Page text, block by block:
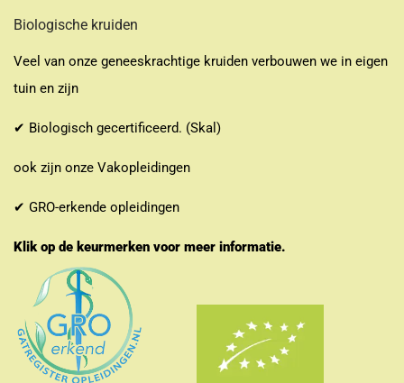
Biologische kruiden
Veel van onze geneeskrachtige kruiden verbouwen we in eigen
tuin en zijn
✔ Biologisch gecertificeerd. (Skal)
ook zijn onze Vakopleidingen
✔ GRO-erkende opleidingen
Klik op de keurmerken voor meer informatie.